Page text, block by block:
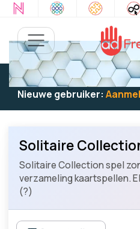
Bestaande gebruiker:
Nieuwe gebruiker:
Solitaire
Solitaire Collection spel
verzameling kaartspellen.
(?)